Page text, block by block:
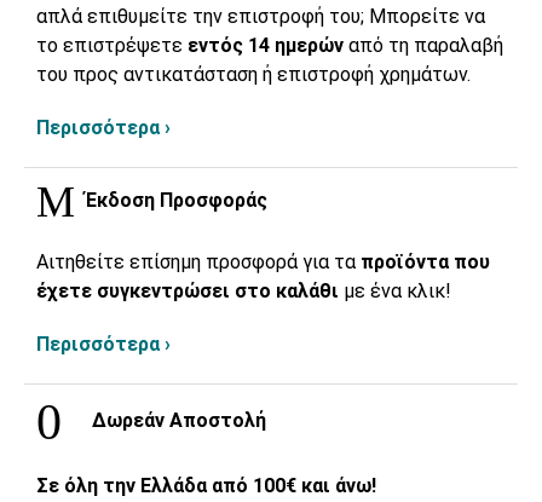
απλά επιθυμείτε την επιστροφή του; Μπορείτε να
το επιστρέψετε εντός 14 ημερών από τη παραλαβή
του προς αντικατάσταση ή επιστροφή χρημάτων.
Περισσότερα ›
Έκδοση Προσφοράς
Αιτηθείτε επίσημη προσφορά για τα προϊόντα που
έχετε συγκεντρώσει στο καλάθι με ένα κλικ!
Περισσότερα ›
Δωρεάν Αποστολή
Σε όλη την Ελλάδα από 100€ και άνω!